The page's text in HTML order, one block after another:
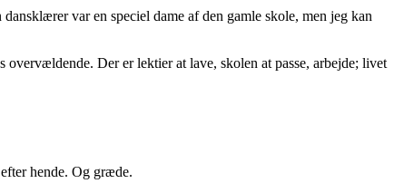
var en speciel dame af den gamle skole, men jeg kan
Der er lektier at lave, skolen at passe, arbejde; livet
hende. Og græde.